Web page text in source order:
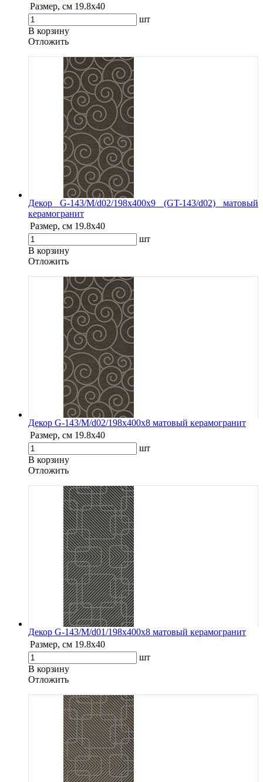
Размер, см 19.8x40
шт
В корзину
Oтложить
Декор G-143/M/d02/198x400x9 (GT-143/d02) матовый
керамогранит
Размер, см 19.8х40
шт
В корзину
Oтложить
Декор G-143/M/d02/198x400x8 матовый керамогранит
Размер, см 19.8х40
шт
В корзину
Oтложить
Декор G-143/M/d01/198x400x8 матовый керамогранит
Размер, см 19.8х40
шт
В корзину
Oтложить